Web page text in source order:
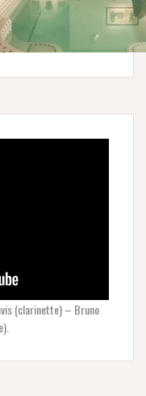
(clarinette) – Bruno